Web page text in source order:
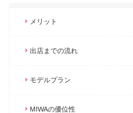
メリット
出店までの流れ
モデルプラン
MIWAの優位性